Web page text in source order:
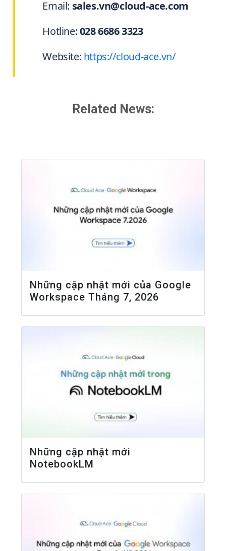
Email: sales.vn@cloud-ace.com
Hotline:028 6686 3323
Website: https://cloud-ace.vn/
Related News:
Những cập nhật mới của Google
Workspace Tháng 7, 2026
Những cập nhật mới
NotebookLM